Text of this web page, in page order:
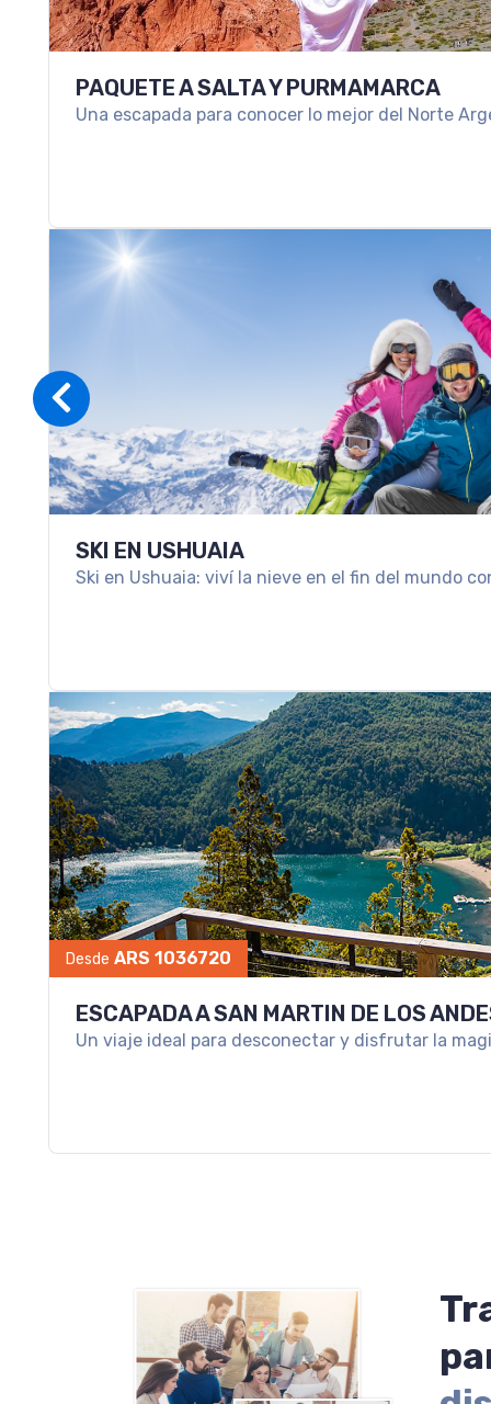
PAQUETE A SALTA Y PURMAMARCA
Una escapada para conocer lo mejor del Norte
SKI EN USHUAIA
Ski en Ushuaia: viví la nieve en el fin del mundo
Desde ARS 1036720
ESCAPADA A SAN MARTIN DE LOS
Un viaje ideal para desconectar y disfrutar la